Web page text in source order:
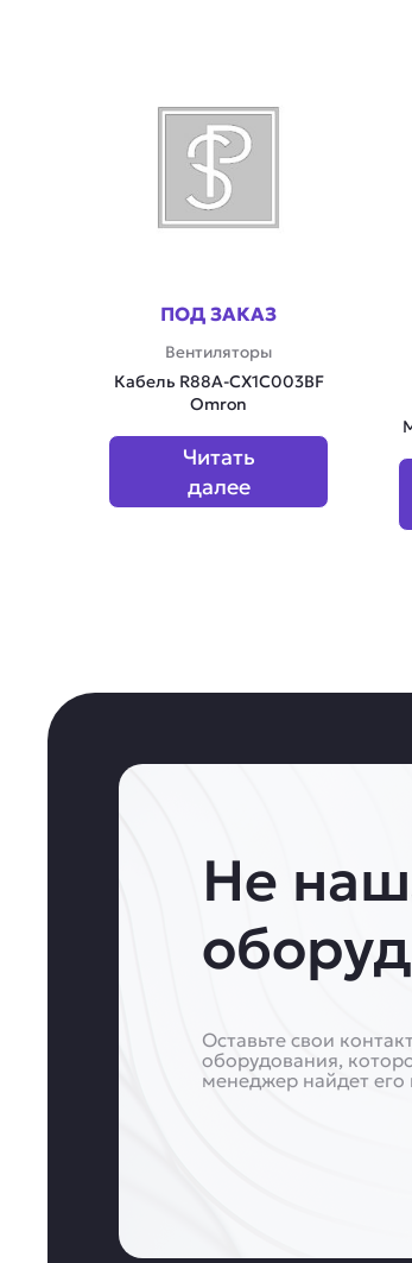
ПОД ЗАКАЗ
Вентиляторы
Кабель R88A-CX1C003BF
Omron
Читать
далее
Не
Оставьте свои
оборудования,
менеджер найдет его